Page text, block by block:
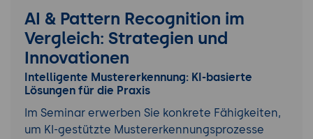
AI & Pattern Recognition im
Vergleich: Strategien und
Innovationen
Intelligente Mustererkennung: KI-basierte
Lösungen für die Praxis
Im Seminar erwerben Sie konkrete Fähigkeiten,
um KI-gestützte Mustererkennungsprozesse